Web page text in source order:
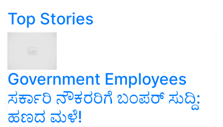
Top Stories
Government Employees
ಸರ್ಕಾರಿ ನೌಕರರಿಗೆ ಬಂಪರ್‌ ಸುದ್ದಿ:
ಹಣದ ಮಳೆ!